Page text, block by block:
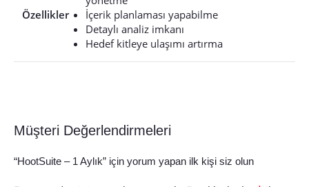
Özellikler
İçerik planlaması yapabilme
Detaylı analiz imkanı
Hedef kitleye ulaşımı artırma
Müşteri Değerlendirmeleri
“HootSuite – 1 Aylık” için yorum yapan ilk kişi siz olun